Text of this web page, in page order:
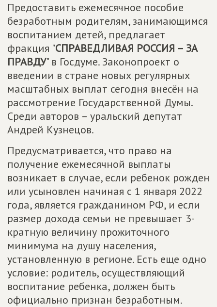
Предоставить ежемесячное пособие
безработным родителям, занимающимся
воспитанием детей, предлагает
фракция "СПРАВЕДЛИВАЯ РОССИЯ – ЗА
ПРАВДУ" в Госдуме. Законопроект о
введении в стране новых регулярных
масштабных выплат сегодня внесён на
рассмотрение Государственной Думы.
Среди авторов – уральский депутат
Андрей Кузнецов.
Предусматривается, что право на
получение ежемесячной выплаты
возникает в случае, если ребенок рожден
или усыновлен начиная с 1 января 2022
года, является гражданином РФ, и если
размер дохода семьи не превышает 3-
кратную величину прожиточного
минимума на душу населения,
установленную в регионе. Есть еще одно
условие: родитель, осуществляющий
воспитание ребенка, должен быть
официально признан безработным.